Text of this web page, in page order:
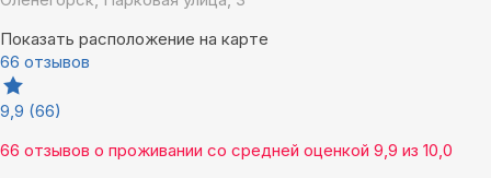
Показать расположение на карте
66 отзывов
9,9 (66)
66 отзывов о проживании со средней оценкой 9,9 из 10,0